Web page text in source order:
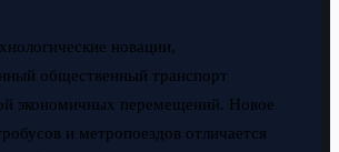
новации,
общественный транспорт
экономичных перемещений. Новое
и метропоездов отличается